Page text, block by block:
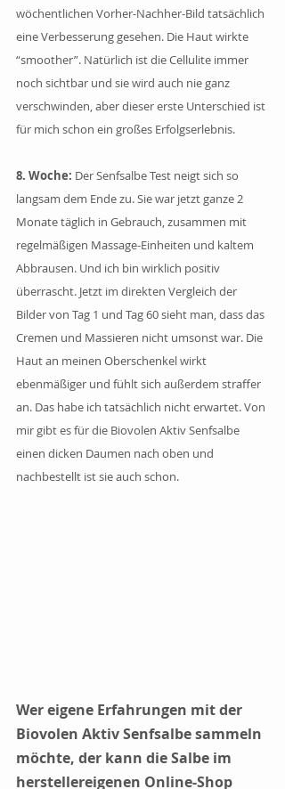
wöchentlichen Vorher-Nachher-Bild tatsächlich
eine Verbesserung gesehen. Die Haut wirkte
“smoother”. Natürlich ist die Cellulite immer
noch sichtbar und sie wird auch nie ganz
verschwinden, aber dieser erste Unterschied ist
für mich schon ein großes Erfolgserlebnis.
8. Woche: Der Senfsalbe Test neigt sich so
langsam dem Ende zu. Sie war jetzt ganze 2
Monate täglich in Gebrauch, zusammen mit
regelmäßigen Massage-Einheiten und kaltem
Abbrausen. Und ich bin wirklich positiv
überrascht. Jetzt im direkten Vergleich der
Bilder von Tag 1 und Tag 60 sieht man, dass das
Cremen und Massieren nicht umsonst war. Die
Haut an meinen Oberschenkel wirkt
ebenmäßiger und fühlt sich außerdem straffer
an. Das habe ich tatsächlich nicht erwartet. Von
mir gibt es für die Biovolen Aktiv Senfsalbe
einen dicken Daumen nach oben und
nachbestellt ist sie auch schon.
Wer eigene Erfahrungen mit der
Biovolen Aktiv Senfsalbe sammeln
möchte, der kann die Salbe im
herstellereigenen Online-Shop